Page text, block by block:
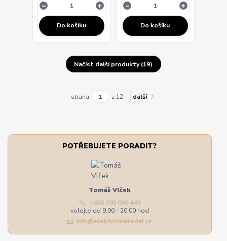
Do košíku Do košíku
Načíst další produkty (19)
strana z 12 další
POTŘEBUJETE PORADIT?
Tomáš Vlček
+420 702 090 443
volejte od 9,00 - 20,00 hod
info@elektromaterial.cz